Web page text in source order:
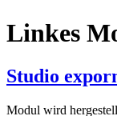
Linkes
Studio
Modul wird